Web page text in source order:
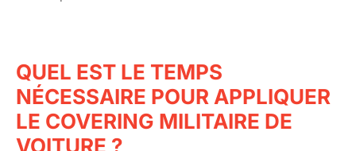
QUEL EST LE TEMPS
NÉCESSAIRE POUR APPLIQUER
LE COVERING MILITAIRE DE
VOITURE ?